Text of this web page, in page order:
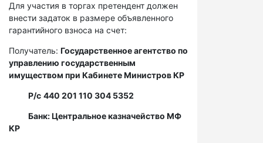
Для участия в торгах претендент должен
внести задаток в размере объявленного
гарантийного взноса на счет:
Получатель: Государственное агентство по
управлению государственным
имуществом при Кабинете Министров КР
Р/с 440 201 110 304 5352
Банк: Центральное казначейство МФ
КР